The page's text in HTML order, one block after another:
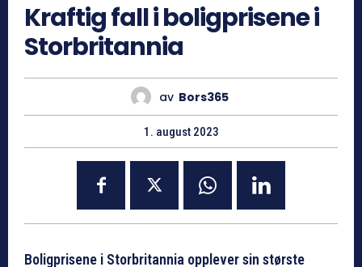
Kraftig fall i boligprisene i
Storbritannia
av Bors365
1. august 2023
Boligprisene i Storbritannia opplever sin største